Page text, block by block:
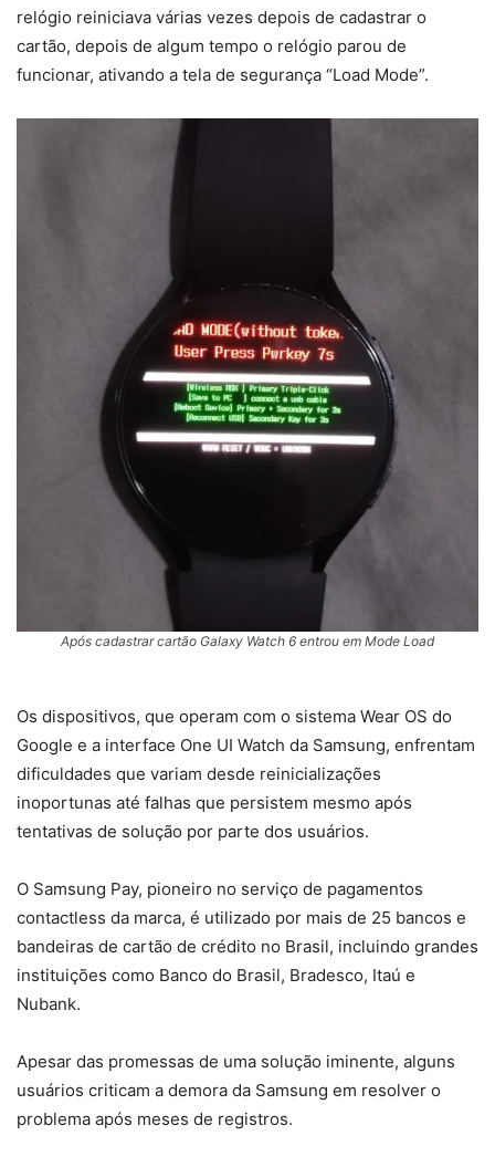
relógio reiniciava várias vezes depois de cadastrar o
cartão, depois de algum tempo o relógio parou de
funcionar, ativando a tela de segurança “Load Mode”.
Após cadastrar cartão Galaxy Watch 6 entrou em Mode Load
Os dispositivos, que operam com o sistema Wear OS do
Google e a interface One UI Watch da Samsung, enfrentam
dificuldades que variam desde reinicializações
inoportunas até falhas que persistem mesmo após
tentativas de solução por parte dos usuários.
O Samsung Pay, pioneiro no serviço de pagamentos
contactless da marca, é utilizado por mais de 25 bancos e
bandeiras de cartão de crédito no Brasil, incluindo grandes
instituições como Banco do Brasil, Bradesco, Itaú e
Nubank.
Apesar das promessas de uma solução iminente, alguns
usuários criticam a demora da Samsung em resolver o
problema após meses de registros.